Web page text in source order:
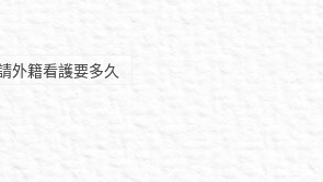
外籍看護要多久